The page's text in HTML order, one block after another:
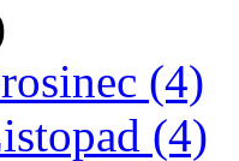
(4)
(4)